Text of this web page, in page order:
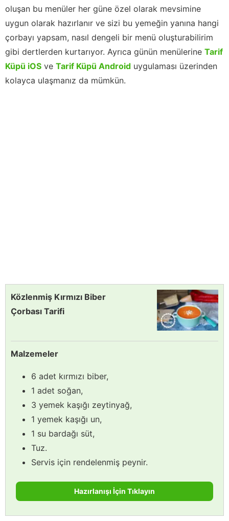
oluşan bu menüler her güne özel olarak mevsimine
uygun olarak hazırlanır ve sizi bu yemeğin yanına hangi
çorbayı yapsam, nasıl dengeli bir menü oluşturabilirim
gibi dertlerden kurtarıyor. Ayrıca günün menülerine Tarif
Küpü iOS ve Tarif Küpü Android uygulaması üzerinden
kolayca ulaşmanız da mümkün.
Közlenmiş Kırmızı Biber
Çorbası Tarifi
Malzemeler
6 adet kırmızı biber,
1 adet soğan,
3 yemek kaşığı zeytinyağ,
1 yemek kaşığı un,
1 su bardağı süt,
Tuz.
Servis için rendelenmiş peynir.
Hazırlanışı İçin Tıklayın